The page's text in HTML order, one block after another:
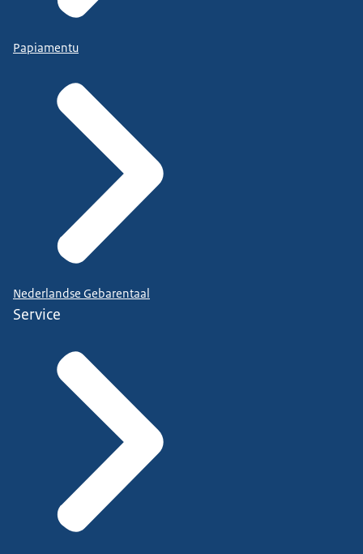
Papiamentu
Nederlandse Gebarentaal
Service